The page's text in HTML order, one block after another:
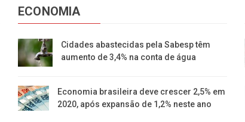
ECONOMIA
Cidades abastecidas pela Sabesp têm
aumento de 3,4% na conta de água
Economia brasileira deve crescer 2,5% em
2020, após expansão de 1,2% neste ano